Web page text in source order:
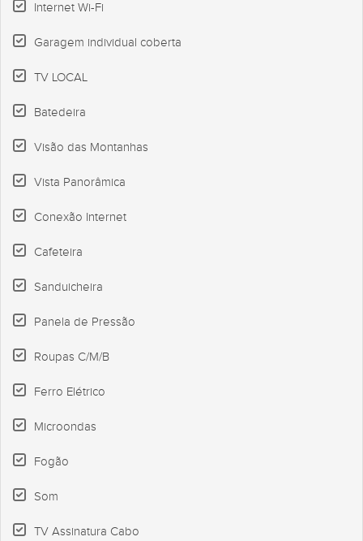
Internet Wi-Fi
Garagem individual coberta
TV LOCAL
Batedeira
Visão das Montanhas
Vista Panorâmica
Conexão Internet
Cafeteira
Sanduicheira
Panela de Pressão
Roupas C/M/B
Ferro Elétrico
Microondas
Fogão
Som
TV Assinatura Cabo